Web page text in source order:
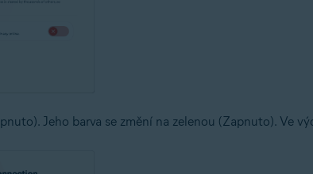
Jeho barva se změní na zelenou (Zapnuto). Ve